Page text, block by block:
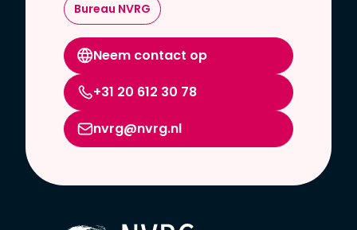
Bureau NVRG
Neem contact op
+31 20 612 30 78
nvrg@nvrg.nl